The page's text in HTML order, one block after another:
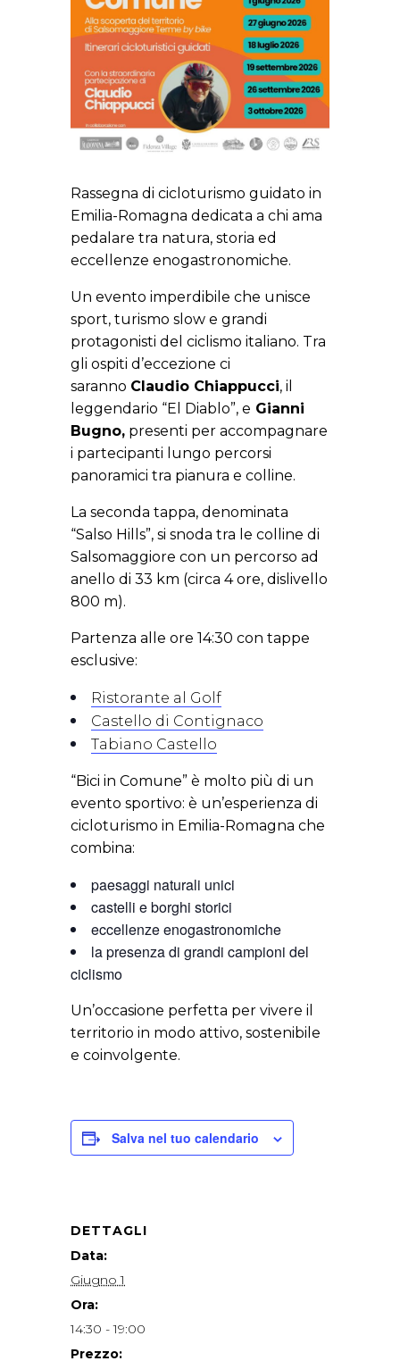
Rassegna di cicloturismo guidato in
Emilia-Romagna dedicata a chi ama
pedalare tra natura, storia ed
eccellenze enogastronomiche.
Un evento imperdibile che unisce
sport, turismo slow e grandi
protagonisti del ciclismo italiano. Tra
gli ospiti d’eccezione ci
saranno Claudio Chiappucci, il
leggendario “El Diablo”, e Gianni
Bugno, presenti per accompagnare
i partecipanti lungo percorsi
panoramici tra pianura e colline.
La seconda tappa, denominata
“Salso Hills”, si snoda tra le colline di
Salsomaggiore con un percorso ad
anello di 33 km (circa 4 ore, dislivello
800 m).
Partenza alle ore 14:30 con tappe
esclusive:
Ristorante al Golf
Castello di Contignaco
Tabiano Castello
“Bici in Comune” è molto più di un
evento sportivo: è un’esperienza di
cicloturismo in Emilia-Romagna che
combina:
paesaggi naturali unici
castelli e borghi storici
eccellenze enogastronomiche
la presenza di grandi campioni del
ciclismo
Un’occasione perfetta per vivere il
territorio in modo attivo, sostenibile
e coinvolgente.
Salva nel tuo calendario
DETTAGLI
Data:
Giugno 1
Ora:
14:30 - 19:00
Prezzo: